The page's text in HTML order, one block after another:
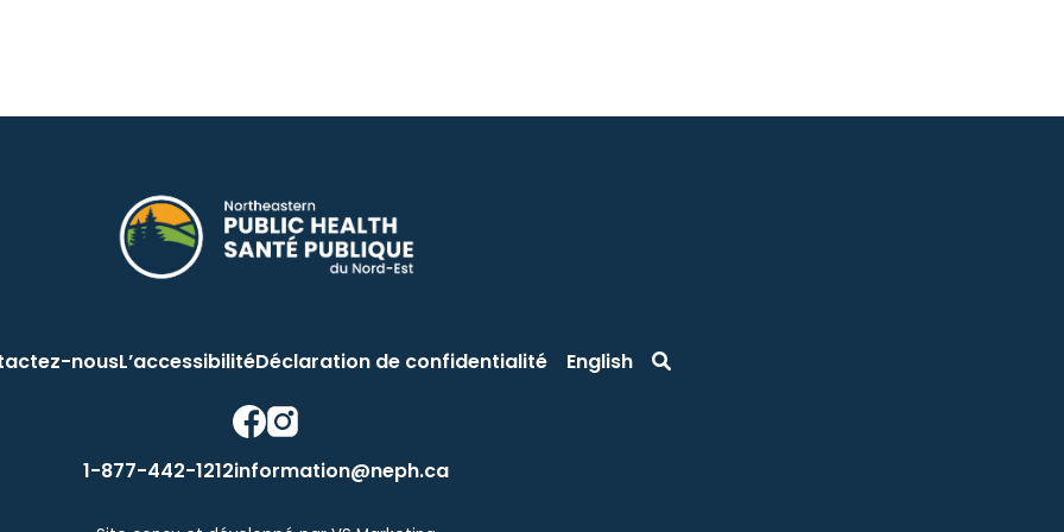
nousL’accessibilitéDéclaration de confidentialité English
This link opens in a new window
This link opens in a new window
1-877-442-1212information@neph.ca